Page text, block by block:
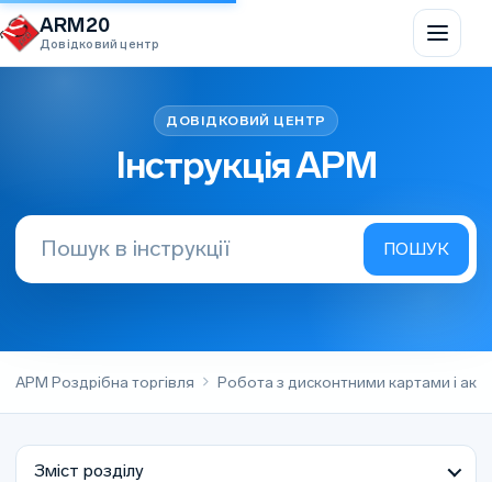
Перейти до вмісту
ARM20
Довідковий центр
Інструкція АРМ
АРМ Роздрібна торгівля Робота з дисконтними картами і
Зміст розділу